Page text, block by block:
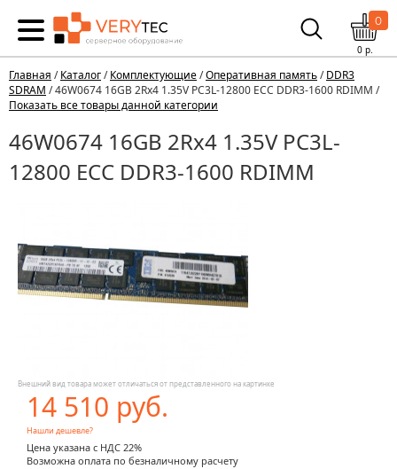
0
0р.
Главная /Каталог/Комплектующие/Оперативная память/DDR3
SDRAM / 46W0674 16GB 2Rx4 1.35V PC3L-12800 ECC DDR3-1600 RDIMM /
Показать все товары данной категории
46W0674 16GB 2Rx4 1.35V PC3L-
12800 ECC DDR3-1600 RDIMM
Внешний вид товара может отличаться от представленного на картинке
14 510 руб.
Нашли дешевле?
Цена указана с НДС 22%
Возможна оплата по безналичному расчету